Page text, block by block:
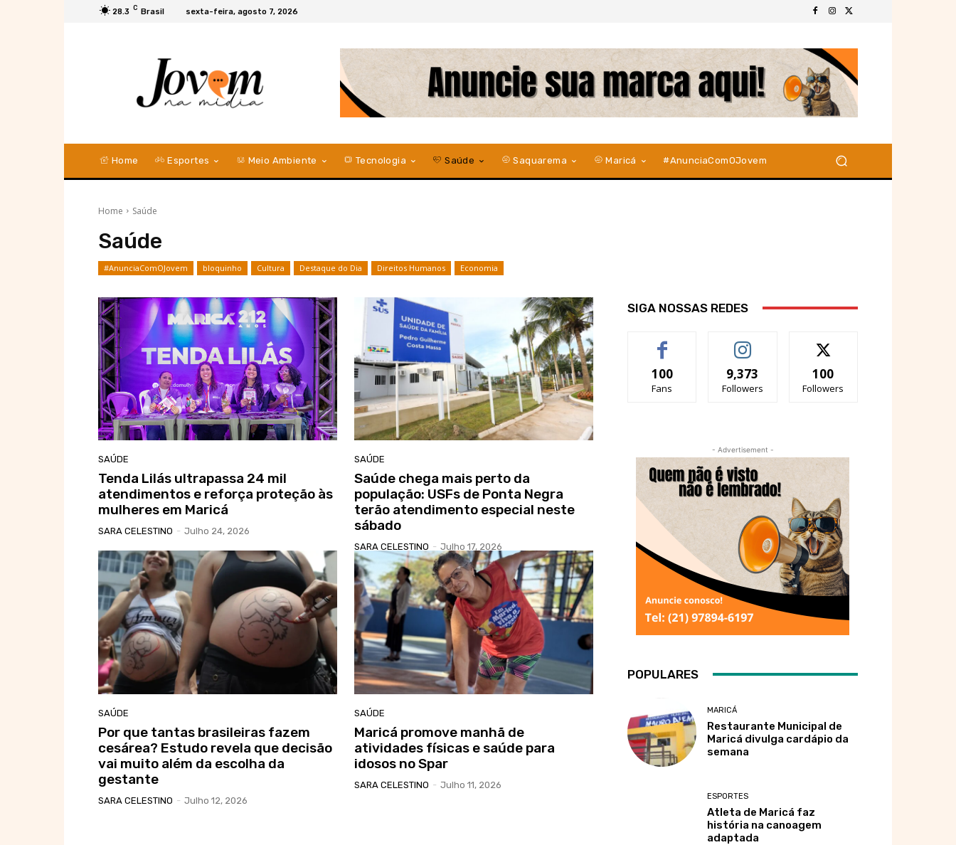
28.3 C Brasil sexta-feira, agosto 7, 2026
Home Esportes Meio Ambiente Tecnologia Saúde Saquarema Maricá #AnunciaComOJovem
Home Saúde
Saúde
#AnunciaComOJovem bloquinho Cultura Destaque do Dia Direitos Humanos Economia
SAÚDE
Tenda Lilás ultrapassa 24 mil
atendimentos e reforça proteção às
mulheres em Maricá
SARA CELESTINO - Julho 24, 2026
SAÚDE
Saúde chega mais perto da
população: USFs de Ponta Negra
terão atendimento especial neste
sábado
SARA CELESTINO - Julho 17, 2026
SAÚDE
Por que tantas brasileiras fazem
cesárea? Estudo revela que decisão
vai muito além da escolha da
gestante
SARA CELESTINO - Julho 12, 2026
SAÚDE
Maricá promove manhã de
atividades físicas e saúde para
idosos no Spar
SARA CELESTINO - Julho 11, 2026
SIGA NOSSAS REDES
100
Fans
9,373
Followers
100
Followers
- Advertisement -
POPULARES
MARICÁ
Restaurante Municipal de
Maricá divulga cardápio da
semana
ESPORTES
Atleta de Maricá faz
história na canoagem
adaptada